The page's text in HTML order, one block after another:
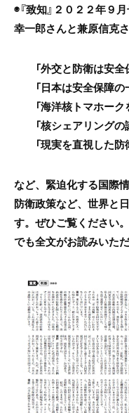
◉『致知』２０２２年９
幸一郎さんと兼原信克
「外交と防衛は安
「日本は安全保障の
「海洋核トマホーク
「核シェアリング
「現実を直視した防
など、緊迫化する国際
防衛政策など、世界と
す。ぜひご覧ください
でも全文がお読みいただ